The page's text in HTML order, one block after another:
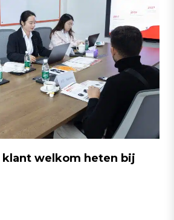
klant welkom heten bij